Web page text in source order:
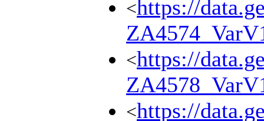
<https://
<https://
<https://